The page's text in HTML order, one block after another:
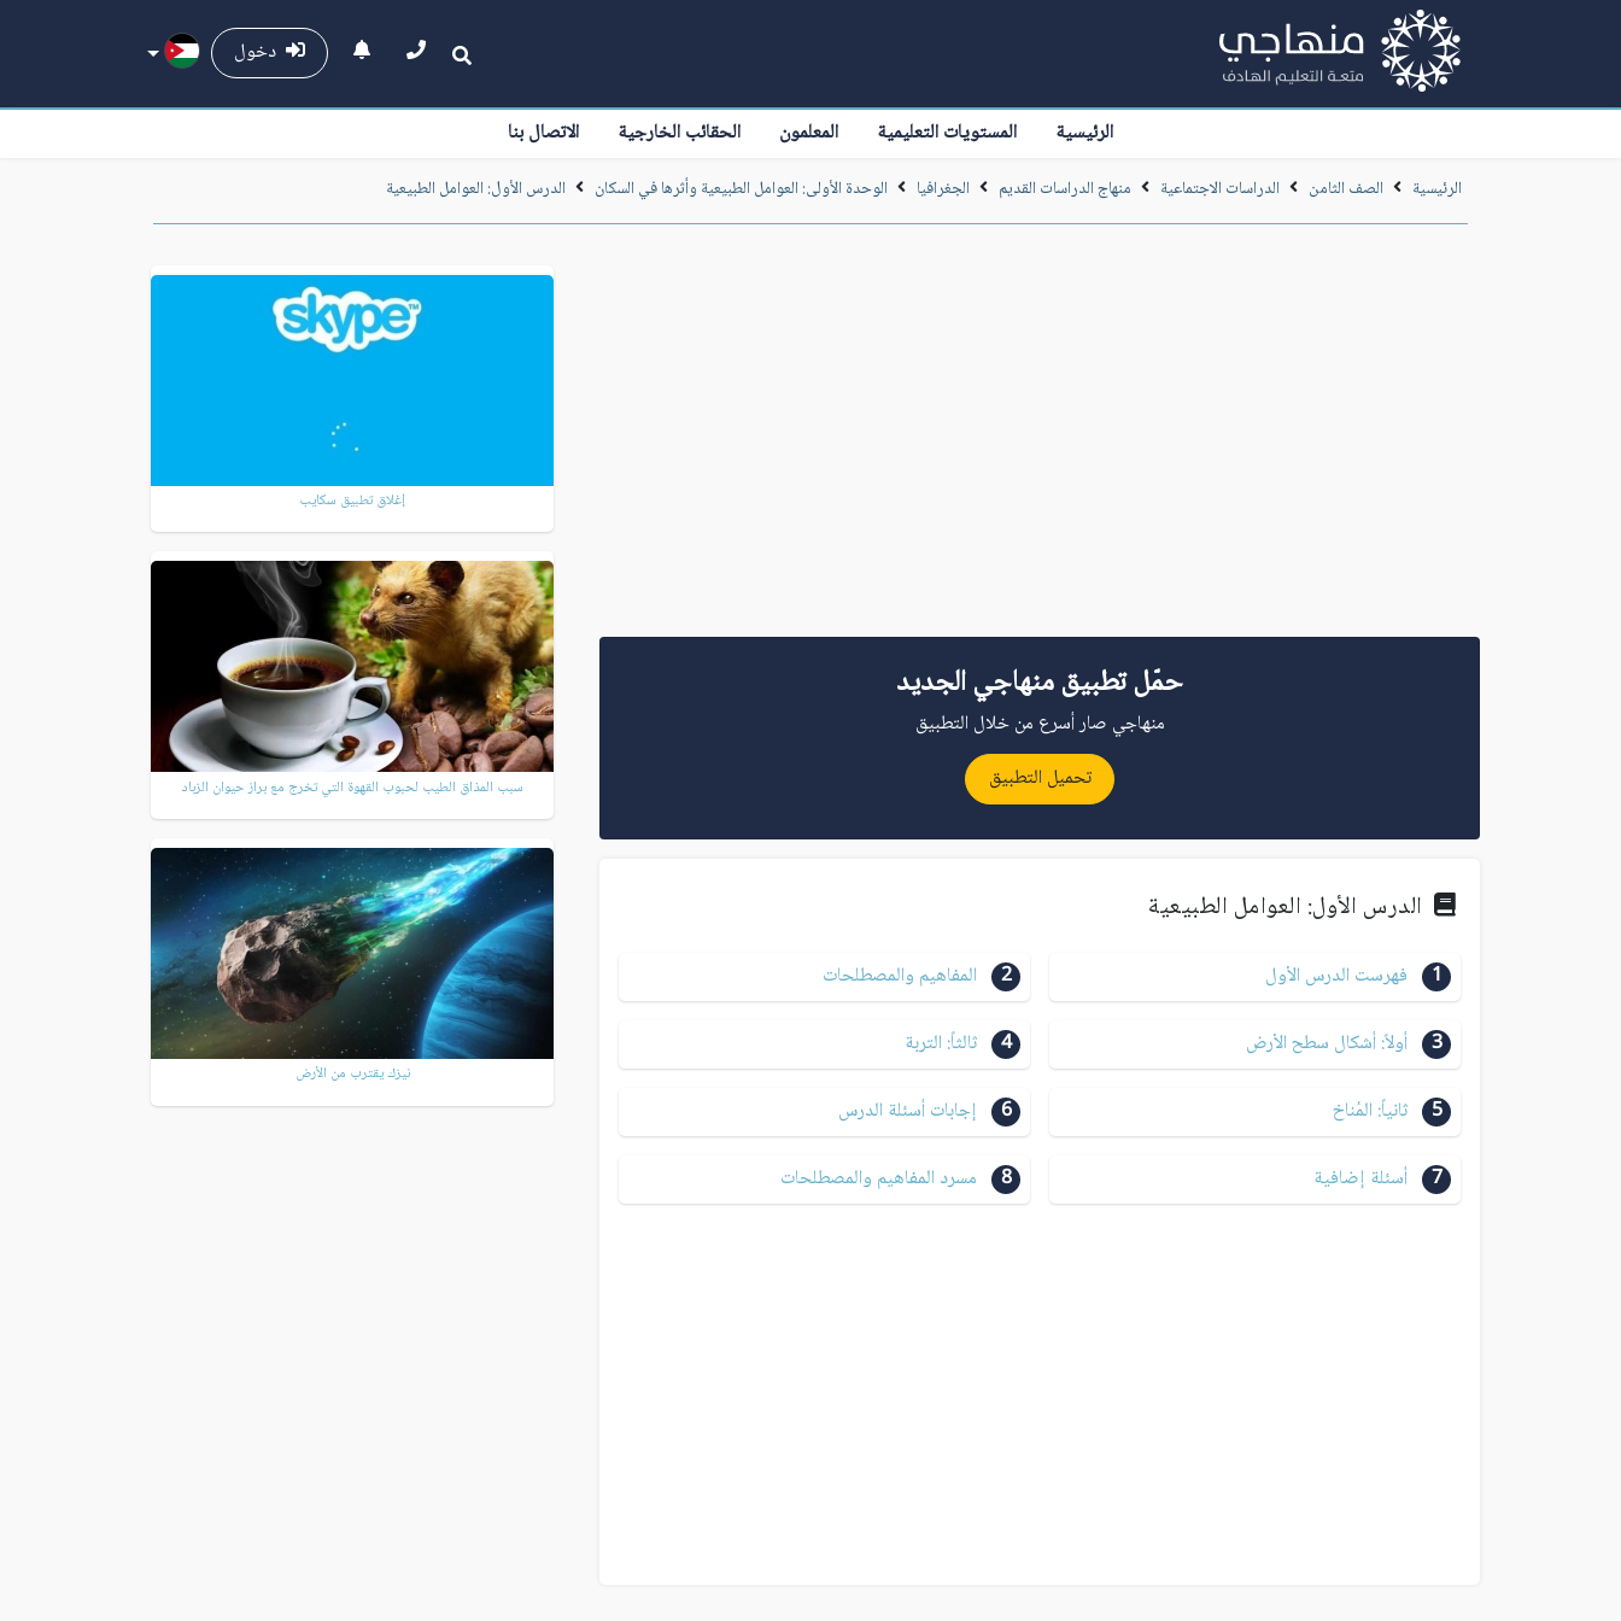
دخول
الرئيسية المستويات التعليمية المعلمون الحقائب الخارجية الاتصال بنا
الرئيسية الصف الثامن الدراسات الاجتماعية منهاج الدراسات القديم الجغرافيا الوحدة الأولى: العوامل الطبيعية وأثرها في السكان الدرس الأول: العوامل الطبيعية
حمّل تطبيق منهاجي الجديد
منهاجي صار أسرع من خلال التطبيق
تحميل التطبيق
الدرس الأول: العوامل الطبيعية
1 فهرست الدرس الأول 2 المفاهيم والمصطلحات
3 أولاً: أشكال سطح الأرض 4 ثالثاً: التربة
5 ثانياً: المُناخ 6 إجابات أسئلة الدرس
7 أسئلة إضافية 8 مسرد المفاهيم والمصطلحات
إغلاق تطبيق سكايب
سبب المذاق الطيب لحبوب القهوة التي تخرج مع براز حيوان الزباد
نيزك يقترب من الأرض